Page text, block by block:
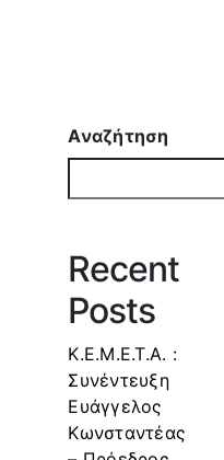
Αναζήτηση
Recent
Posts
Κ.Ε.Μ.Ε.Τ.Α. :
Συνέντευξη
Ευάγγελος
Κωνσταντέας